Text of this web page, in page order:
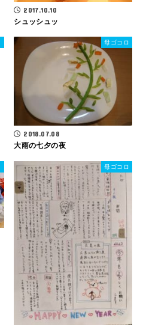
2017.10.10
シュッシュッ
母ゴコロ
2018.07.08
大雨の七夕の夜
母ゴコロ